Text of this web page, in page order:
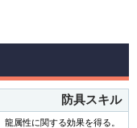
防具スキル
属性に関する効果を得る。